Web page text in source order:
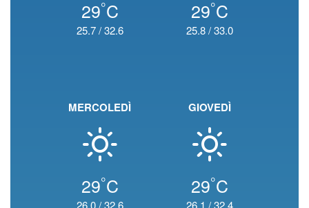
29°C
25.7/32.6
29°C
25.8/33.0
MERCOLEDÌ
29°C
26.0/32.6
GIOVEDÌ
29°C
26.1 /32.4